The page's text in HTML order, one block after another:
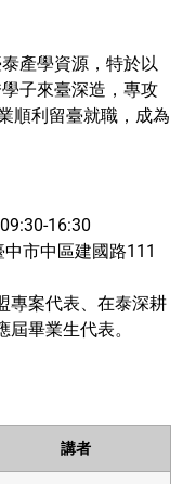
產學資源，特於以
子來臺深造，專攻
順利留臺就職，成為
09:30-16:30
市中區建國路111
專案代表、在泰深耕
畢業生代表。
講者